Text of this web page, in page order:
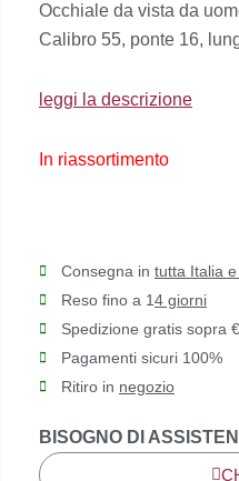
originale
era:
è:
Occhiale da vista da
Calibro 55, ponte 16,
leggi la descrizione
In riassortimento
Consegna in tutta Italia
Reso fino a 14 giorni
Spedizione gratis sopra
Pagamenti sicuri 100%
Ritiro in negozio
BISOGNO DI